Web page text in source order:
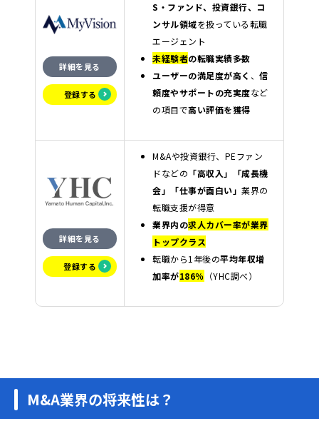
詳細を見る
登録する
S・ファンド、投資銀行、コ
ンサル領域を扱っている転職
エージェント
未経験者の転職実績多数
ユーザーの満足度が高く 、 信
頼度やサポートの充実度など
の項目で高い評価を獲得
詳細を見る
登録する
M&Aや投資銀行、PEファン
ドなどの 「高収入」「成長機
会」「仕事が面白い」 業界の
転職支援が得意
業界内の求人カバー率が業界
トップクラス
転職から1年後の平均年収増
加率が186％ （YHC調べ）
M&A業界の将来性は？